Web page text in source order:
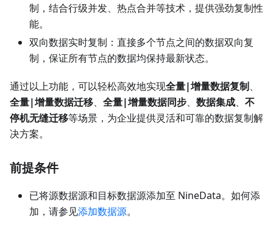
制，结合行级并发、热点合并等技术，提供强劲复制性
能。
双向数据实时复制：直接多个节点之间的数据双向复
制，保证所有节点的数据均保持最新状态。
通过以上功能，可以轻松高效地实现全量|增量数据复制、
全量|增量数据迁移、 全量|增量数据同步、 数据集成、 不
停机无缝迁移等场景，为企业提供灵活和可靠的数据复制解
决方案。
前提条件
已将源数据源和目标数据源添加至 NineData。如何添
加，请参见添加数据源。